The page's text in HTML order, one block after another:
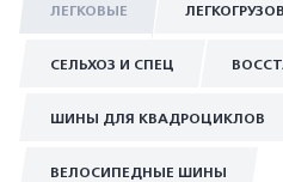
ЛЕГКОВЫЕ
СЕЛЬХОЗ И СПЕЦ
ШИНЫ ДЛЯ КВАДРОЦИКЛОВ
ВЕЛОСИПЕДНЫЕ ШИНЫ